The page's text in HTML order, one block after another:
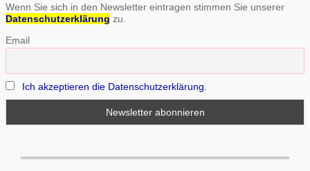
Wenn Sie sich in den Newsletter eintragen stimmen Sie unserer
Datenschutzerklärung zu.
Email
Ich akzeptieren die Datenschutzerklärung.